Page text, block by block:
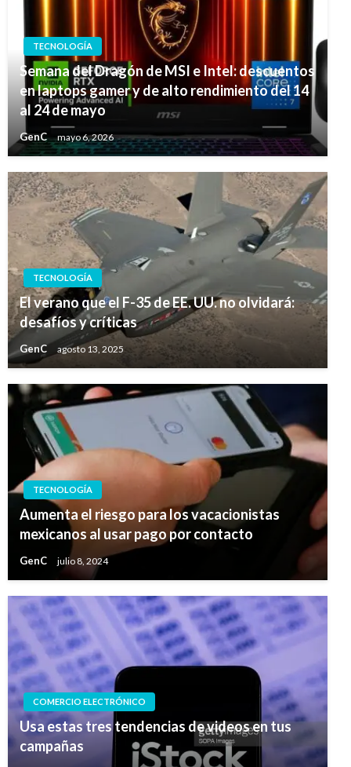
TECNOLOGÍA
Semana del Dragón de MSI e Intel: descuentos
en laptops gamer y de alto rendimiento del 14
al 24 de mayo
GenC mayo 6, 2026
TECNOLOGÍA
El verano que el F-35 de EE. UU. no olvidará:
desafíos y críticas
GenC agosto 13, 2025
TECNOLOGÍA
Aumenta el riesgo para los vacacionistas
mexicanos al usar pago por contacto
GenC julio 8, 2024
COMERCIO ELECTRÓNICO
Usa estas tres tendencias de videos en tus
campañas